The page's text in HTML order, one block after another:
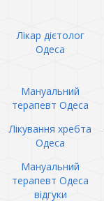
Лікар дієтолог
Одеса
Мануальний
терапевт Одеса
Лікування хребта
Одеса
Мануальний
терапевт Одеса
відгуки